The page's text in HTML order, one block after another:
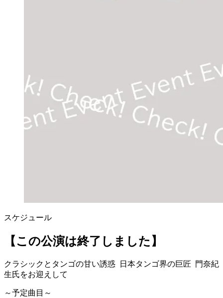
スケジュール
【この公演は終了しました】
クラシックとタンゴの甘い誘惑 日本タンゴ界の巨匠 門奈紀
生氏をお迎えして
～予定曲目～